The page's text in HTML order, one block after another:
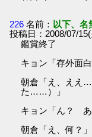
226 名前： 以下、
投稿日：2008/07/
鑑賞終了
キョン「存外面白
朝倉「え、ええ
た……）」
キョン「ん？ あ
朝倉「え、何？」